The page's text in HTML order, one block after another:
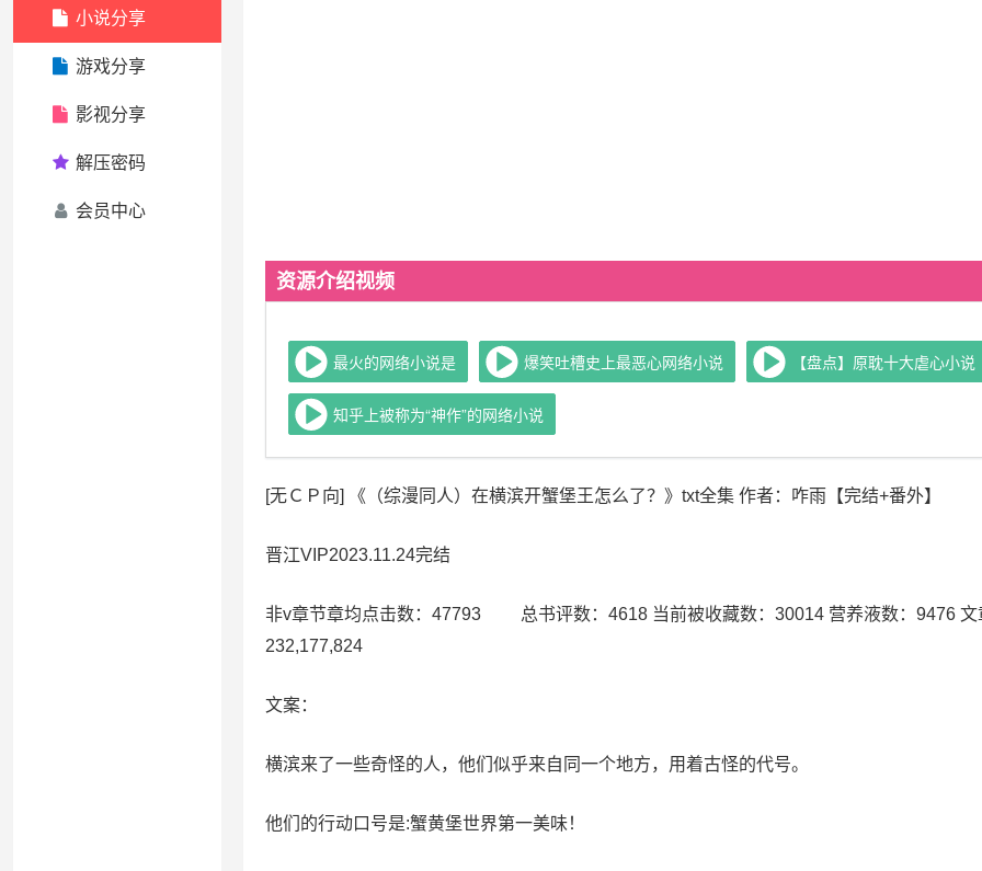
小说分享
游戏分享
影视分享
解压密码
会员中心
资源介绍视频
最火的网络小说是 爆笑吐槽史上最恶心网络小说 【盘点】原耽十大虐心小说
知乎上被称为“神作”的网络小说
[无ＣＰ向] 《（综漫同人）在横滨开蟹堡王怎么了？》txt全集 作者：咋雨【完结+番外】
晋江VIP2023.11.24完结
非v章节章均点击数：47793 总书评数：4618 当前被收藏数：30014 营养液数：9476 文
232,177,824
文案：
横滨来了一些奇怪的人，他们似乎来自同一个地方，用着古怪的代号。
他们的行动口号是:蟹黄堡世界第一美味！